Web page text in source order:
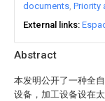
Abstract
本发明公开了一种全
设备，加工设备设在
documents Priority
External links